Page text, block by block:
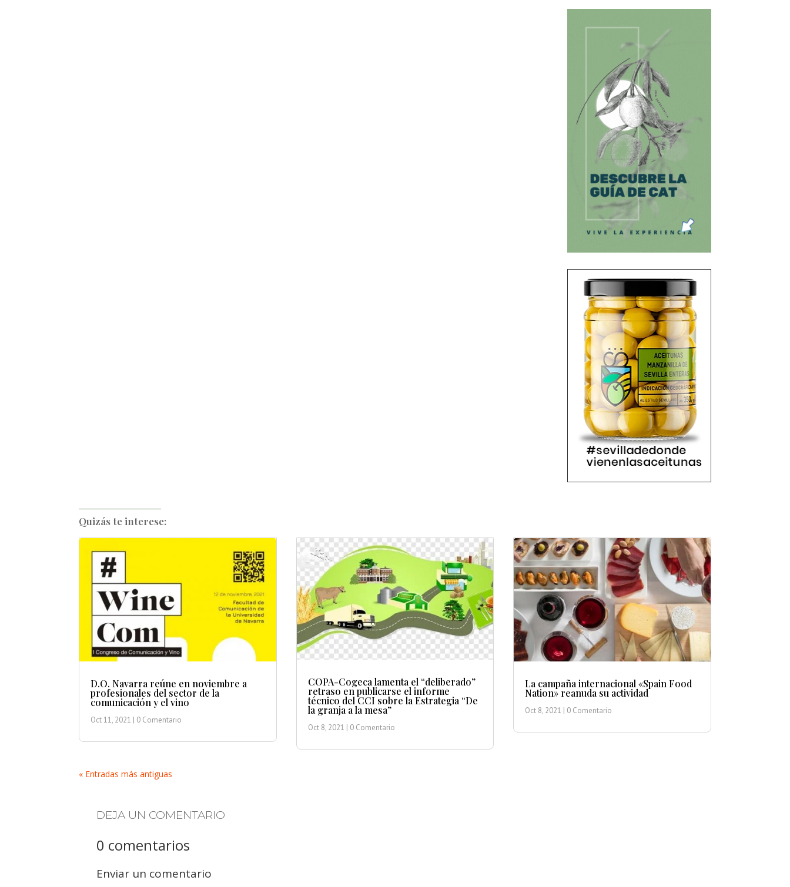
Quizás te interese:
D.O. Navarra reúne en noviembre a
profesionales del sector de la
comunicación y el vino
Oct 11, 2021 | 0 Comentario
COPA-Cogeca lamenta el “deliberado”
retraso en publicarse el informe
técnico del CCI sobre la Estrategia “De
la granja a la mesa”
Oct 8, 2021 | 0 Comentario
La campaña internacional «Spain Food
Nation» reanuda su actividad
Oct 8, 2021 | 0 Comentario
« Entradas más antiguas
DEJA UN COMENTARIO
0 comentarios
Enviar un comentario